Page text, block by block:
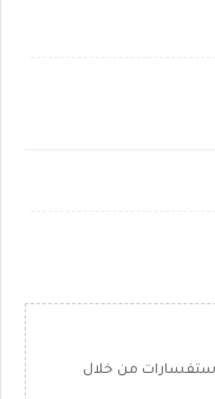
من خلال